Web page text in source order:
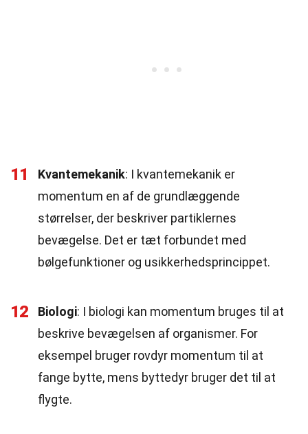
11 Kvantemekanik: I kvantemekanik er
momentum en af de grundlæggende
størrelser, der beskriver partiklernes
bevægelse. Det er tæt forbundet med
bølgefunktioner og usikkerhedsprincippet.
12 Biologi: I biologi kan momentum bruges til at
beskrive bevægelsen af organismer. For
eksempel bruger rovdyr momentum til at
fange bytte, mens byttedyr bruger det til at
flygte.